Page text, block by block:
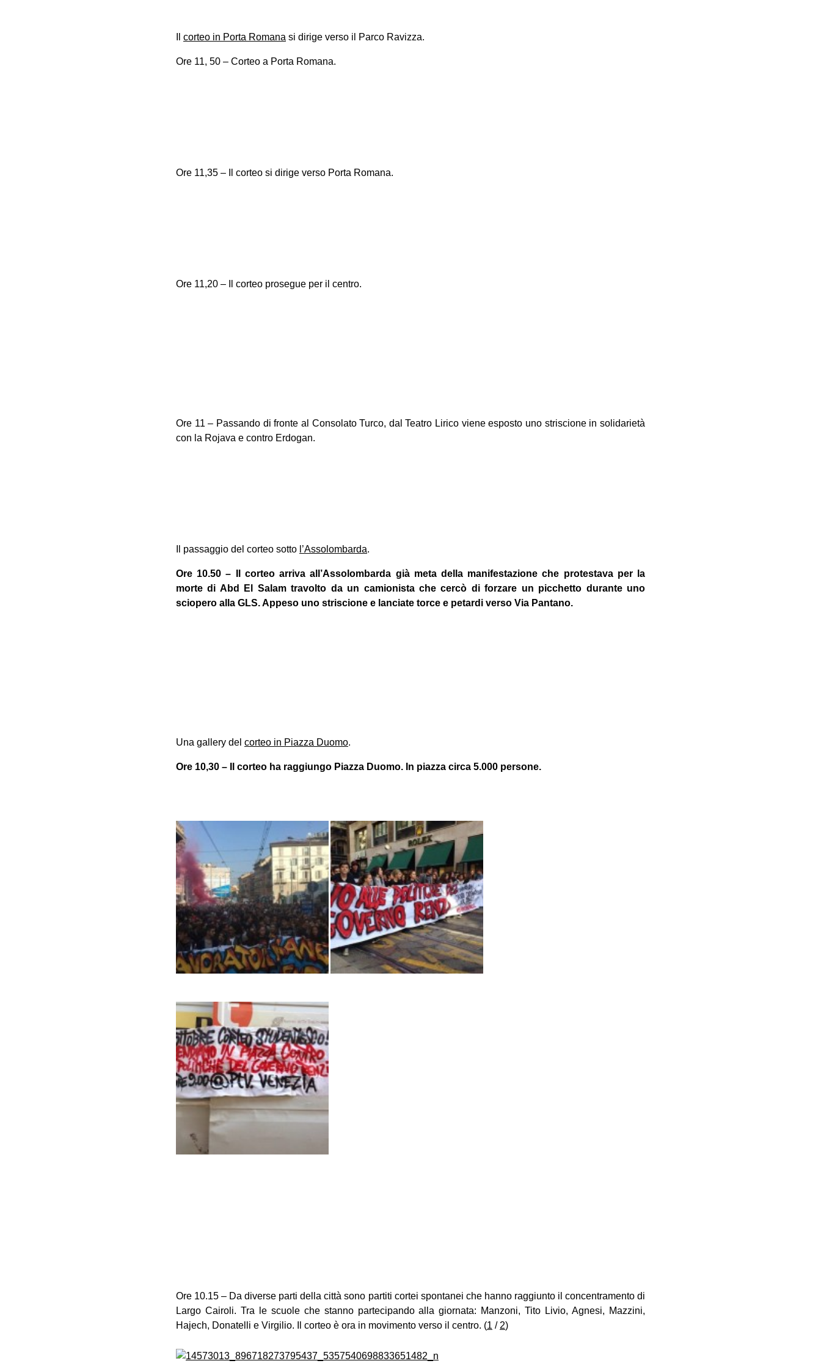
corteo in Porta Romana si dirige verso il Parco Ravizza.
Ore 11, 50 – Corteo a Porta Romana.
Ore 11,35 – Il corteo si dirige verso Porta Romana.
Ore 11,20 – Il corteo prosegue per il centro.
Ore 11 – Passando di fronte al Consolato Turco, dal Teatro Lirico viene esposto uno striscione in solidarietà
con la Rojava e contro Erdogan.
Il passaggio del corteo sotto l’Assolombarda.
Ore 10.50 – Il corteo arriva all’Assolombarda già meta della manifestazione che protestava per la
morte di Abd El Salam travolto da un camionista che cercò di forzare un picchetto durante uno
sciopero alla GLS. Appeso uno striscione e lanciate torce e petardi verso Via Pantano.
Una gallery del corteo in Piazza Duomo.
Ore 10,30 – Il corteo ha raggiungo Piazza Duomo. In piazza circa 5.000 persone.
Ore 10.15 – Da diverse parti della città sono partiti cortei spontanei che hanno raggiunto il concentramento di
Largo Cairoli. Tra le scuole che stanno partecipando alla giornata: Manzoni, Tito Livio, Agnesi, Mazzini,
Hajech, Donatelli e Virgilio. Il corteo è ora in movimento verso il centro. (1 / 2)